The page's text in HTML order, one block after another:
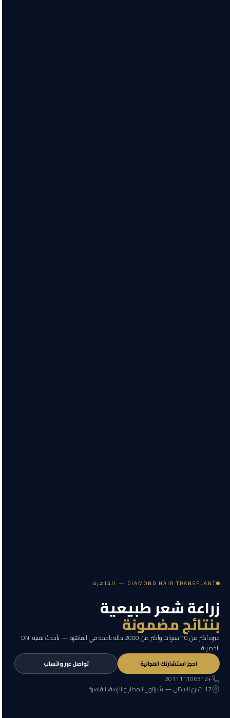
DIAMOND HAIR TRANSPLANT — القاهرة
زراعة شعر طبيعية
بنتائج مضمونة
خبرة أكثر من 10 سنوات وأكثر من 2000 حالة ناجحة في القاهرة — بأحدث تقنية DNI
الحصرية.
احجز استشارتك المجانية تواصل عبر واتساب
+201111106312
17 شارع البستان — شيراتون المطار والنزهة، القاهرة